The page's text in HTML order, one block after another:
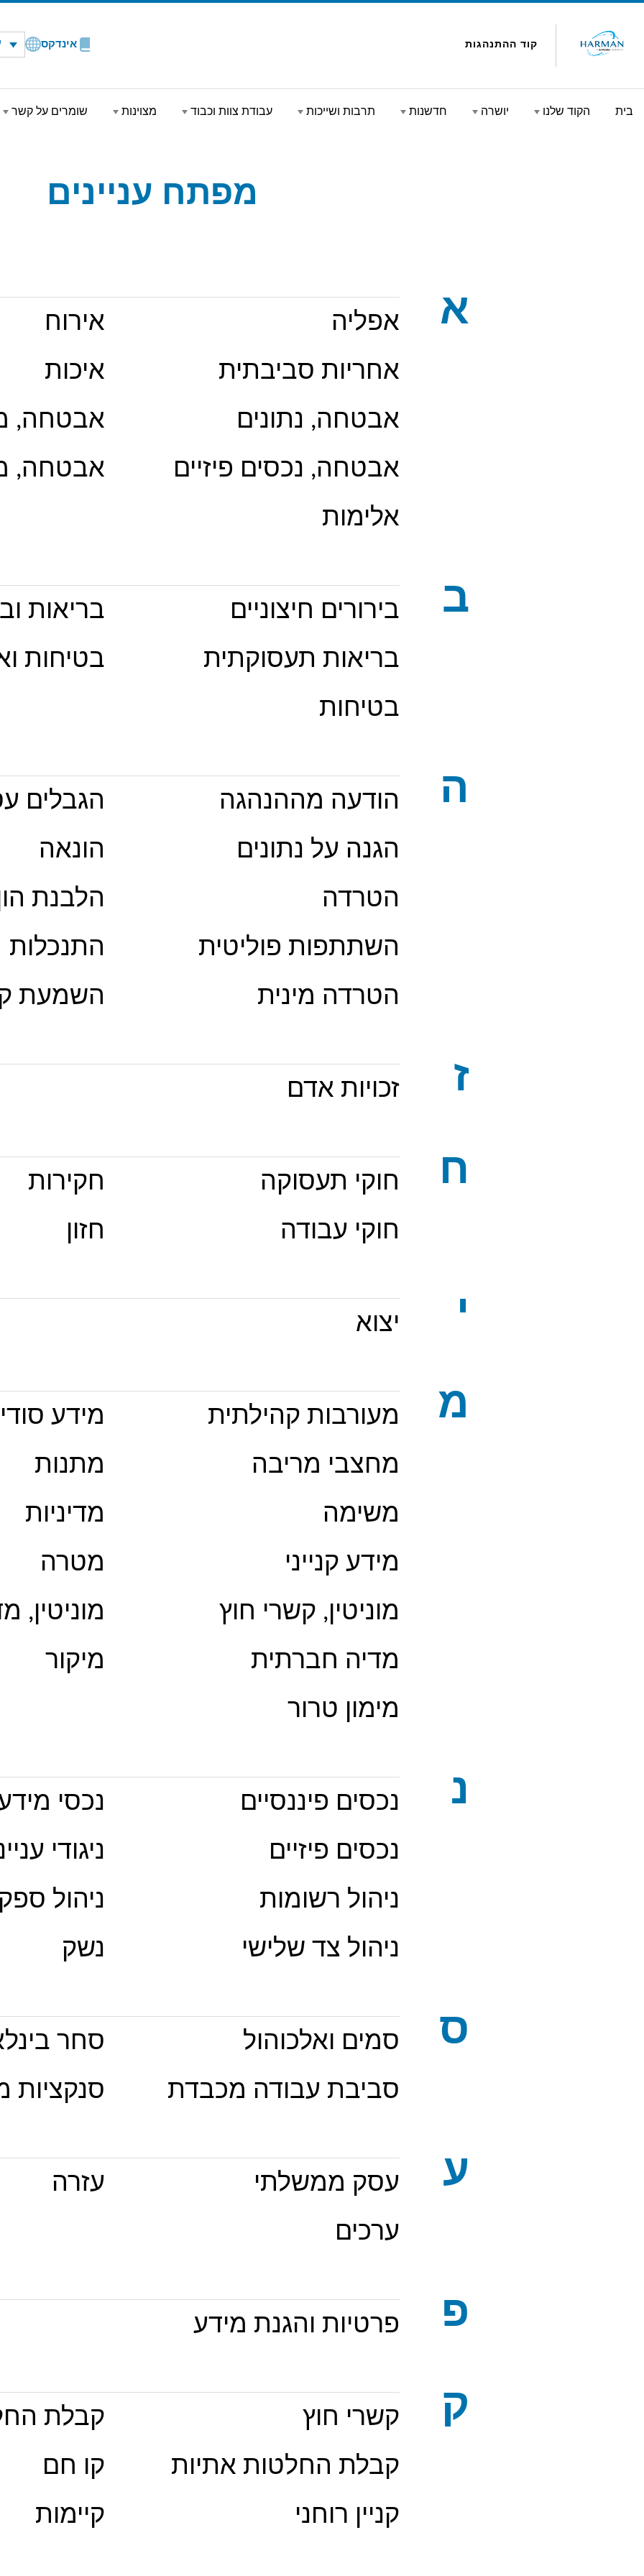
קוד ההתנהגות אינדקס
בית הקוד שלנו יושרה חדשנות תרבות ושייכות עבודת צוות וכבוד מצוינות שומרים על קשר
מפתח עניינים
א אפליה
אירוח
אחריות סביבתית
איכות
אבטחה, נתונים
אבטחה,
אבטחה, נכסים פיזיים
אבטחה,
אלימות
ב בירורים חיצוניים
בריאות
בריאות תעסוקתית
בטיחות
בטיחות
ה הודעה מההנהגה
הגבלים
הגנה על נתונים
הונאה
הטרדה
הלבנת
השתתפות פוליטית
התנכלות
הטרדה מינית
השמעת
ז זכויות אדם
ח חוקי תעסוקה
חקירות
חוקי עבודה
חזון
י יצוא
מ מעורבות קהילתית
מידע סודי
מחצבי מריבה
מתנות
משימה
מדיניות
מידע קנייני
מטרה
מוניטין, קשרי חוץ
מוניטין,
מדיה חברתית
מיקור
מימון טרור
נ נכסים פיננסיים
נכסי
נכסים פיזיים
ניגודי
ניהול רשומות
ניהול
ניהול צד שלישי
נשק
ס סמים ואלכוהול
סחר
סביבת עבודה מכבדת
סנקציות
ע עסק ממשלתי
עזרה
ערכים
פ פרטיות והגנת מידע
ק קשרי חוץ
קבלת
קבלת החלטות אתיות
קו חם
קניין רוחני
קיימות